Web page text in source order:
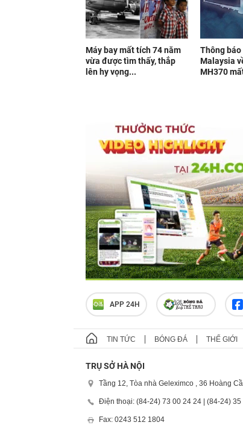
Máy bay mất tích 74 năm
vừa được tìm thấy, thắp
lên hy vọng...
Thông
Malaysia
MH370
APP 24H
TIN TỨC BÓNG ĐÁ THẾ GIỚI
TRỤ SỞ HÀ NỘI
Tầng 12, Tòa nhà Geleximco , 36 Hoàng
Điện thoại: (84-24) 73 00 24 24 | (84-24) 35
Fax: 0243 512 1804